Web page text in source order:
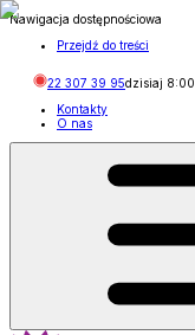
Nawigacja dostępnościowa
Przejdź do treści
22 307 39 95dzisiaj 8:00
Kontakty
O nas